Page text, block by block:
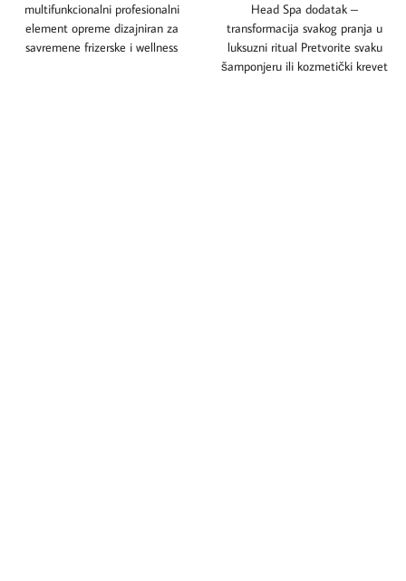
multifunkcionalni profesionalni
element opreme dizajniran za
savremene frizerske i wellness
Head Spa dodatak –
transformacija svakog pranja u
luksuzni ritual Pretvorite svaku
šamponjeru ili kozmetički krevet